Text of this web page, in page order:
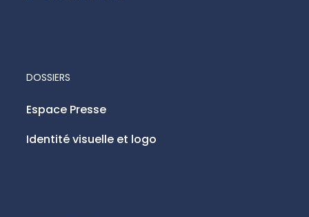
DOSSIERS
Espace Presse
Identité visuelle et logo